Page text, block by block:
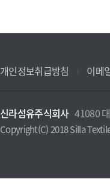
개인정보취급방침 이메
신라섬유주식회사 41080
Copyright(C) 2018 Silla